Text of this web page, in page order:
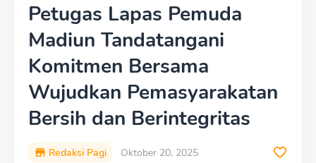
Petugas Lapas Pemuda
Madiun Tandatangani
Komitmen Bersama
Wujudkan Pemasyarakatan
Bersih dan Berintegritas
Redaksi Pagi Oktober 20, 2025